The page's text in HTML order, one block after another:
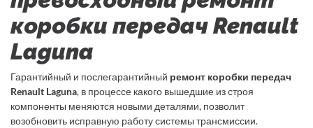
коробки передач Renault
Laguna
Гарантийный и послегарантийный ремонт коробки передач
Renault Laguna, в процессе какого вышедшие из строя
компоненты меняются новыми деталями, позволит
возобновить исправную работу системы трансмиссии.